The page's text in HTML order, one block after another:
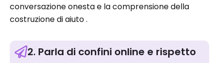
conversazione onesta e la comprensione della
costruzione di aiuto .
2. Parla di confini online e rispetto